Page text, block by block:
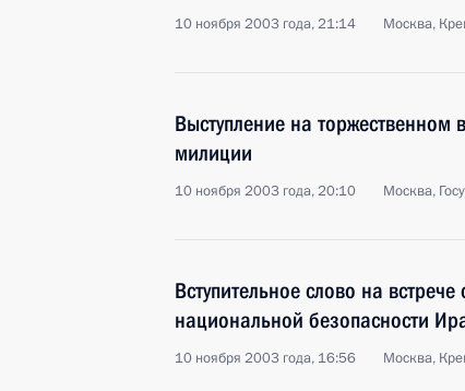
10 ноября 2003 года, 21:14 Москва,
Выступление на
милиции
10 ноября 2003 года, 20:10 Москва,
Вступительное слово на
национальной безопасности
10 ноября 2003 года, 16:56 Москва,